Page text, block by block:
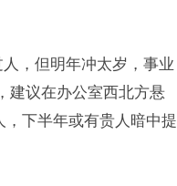
，但明年冲太岁，事业
建议在办公室西北方悬
，下半年或有贵人暗中提